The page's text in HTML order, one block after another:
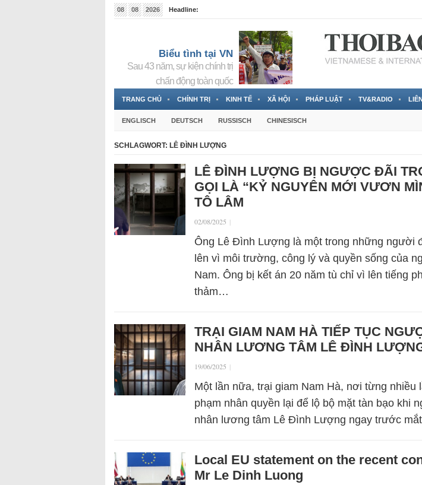
08 08 2026
Headline:
Biểu tình tại VN
Sau 43 năm, sự kiện chính trị
chấn động toàn quốc
TRANG CHỦ CHÍNH TRỊ KINH TẾ XÃ HỘI PHÁP LUẬT TV&RADIO
ENGLISCH DEUTSCH RUSSISCH CHINESISCH
SCHLAGWORT: LÊ ĐÌNH LƯỢNG
LÊ ĐÌNH LƯỢNG BỊ NGƯỢC ĐÃI
GỌI LÀ “KỶ NGUYÊN MỚI VƯƠN
TÔ LÂM
02/08/2025 |
Ông Lê Đình Lượng là một trong những người
lên vì môi trường, công lý và quyền sống của
Nam. Ông bị kết án 20 năm tù chỉ vì lên tiếng
thảm…
TRẠI GIAM NAM HÀ TIẾP TỤC
NHÂN LƯƠNG TÂM LÊ ĐÌNH
19/06/2025 |
Một lần nữa, trại giam Nam Hà, nơi từng nhiều
phạm nhân quyền lại để lộ bộ mặt tàn bạo khi
nhân lương tâm Lê Đình Lượng ngay trước
Local EU statement on the recent
Mr Le Dinh Luong